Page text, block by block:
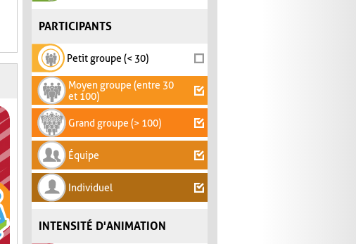
PARTICIPANTS
Petit groupe (< 30)
Moyen groupe (entre 30
et 100)
Grand groupe (> 100)
Équipe
Individuel
INTENSITÉ D'ANIMATION